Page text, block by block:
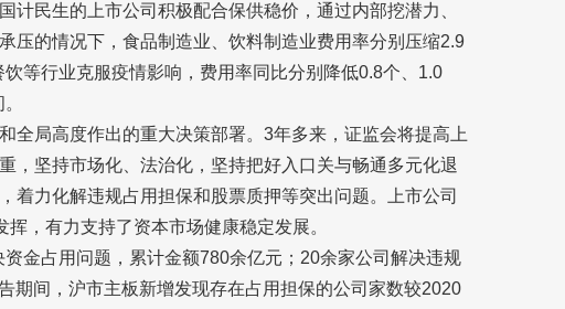
计民生的上市公司积极配合保供稳价，通过内部挖潜力、
压的情况下，食品制造业、饮料制造业费用率分别压缩2.9
等行业克服疫情影响，费用率同比分别降低0.8个、1.0
全局高度作出的重大决策部署。3年多来，证监会将提高上
，坚持市场化、法治化，坚持把好入口关与畅通多元化退
着力化解违规占用担保和股票质押等突出问题。上市公司
，有力支持了资本市场健康稳定发展。
金占用问题，累计金额780余亿元；20余家公司解决违规
期间，沪市主板新增发现存在占用担保的公司家数较2020